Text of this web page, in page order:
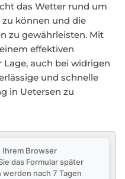
das Wetter rund um
können und die
zu gewährleisten. Mit
effektiven
auch bei widrigen
und schnelle
in Uetersen zu
Ihrem Browser
das Formular später
nach 7 Tagen